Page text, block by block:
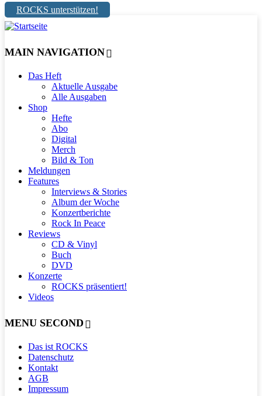
ROCKS unterstützen!
MAIN NAVIGATION
Das Heft
Aktuelle Ausgabe
Alle Ausgaben
Shop
Hefte
Abo
Digital
Merch
Bild & Ton
Meldungen
Features
Interviews & Stories
Album der Woche
Konzertberichte
Rock In Peace
Reviews
CD & Vinyl
Buch
DVD
Konzerte
ROCKS präsentiert!
Videos
MENU SECOND
Das ist ROCKS
Datenschutz
Kontakt
AGB
Impressum